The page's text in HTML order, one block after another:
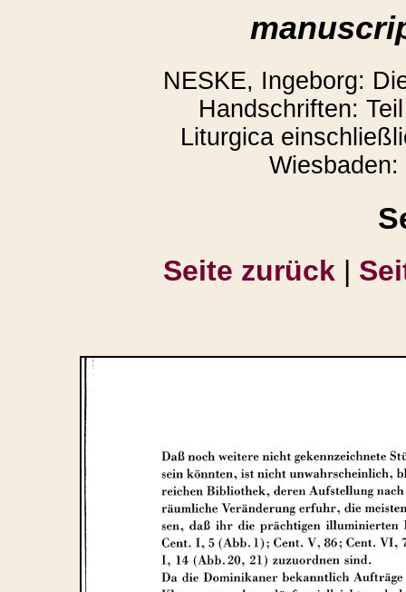
NESKE, Ingeborg:
Handschriften:
Liturgica
Seite zurück |